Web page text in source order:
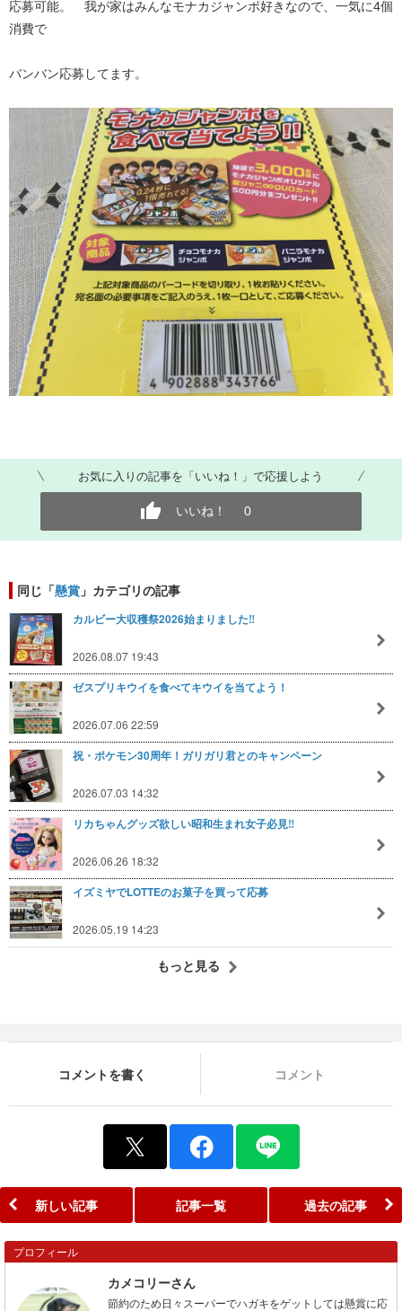
応募可能。 我が家はみんなモナカジャンボ好きなので、一気に4個
消費で
バンバン応募してます。
お気に入りの記事を「いいね！」で応援しよう
いいね！ 0
同じ「懸賞 」カテゴリの記事
カルビー大収穫祭2026始まりました‼️
2026.08.07 19:43
ゼスプリキウイを食べてキウイを当てよう！
2026.07.06 22:59
祝・ポケモン30周年！ガリガリ君とのキャンペーン
2026.07.03 14:32
リカちゃんグッズ欲しい昭和生まれ女子必見‼️
2026.06.26 18:32
イズミヤでLOTTEのお菓子を買って応募
2026.05.19 14:23
もっと見る
コメントを書く コメント
新しい記事 記事一覧 過去の記事
プロフィール
カメコリーさん
節約のため日々スーパーでハガキをゲットしては懸賞に応